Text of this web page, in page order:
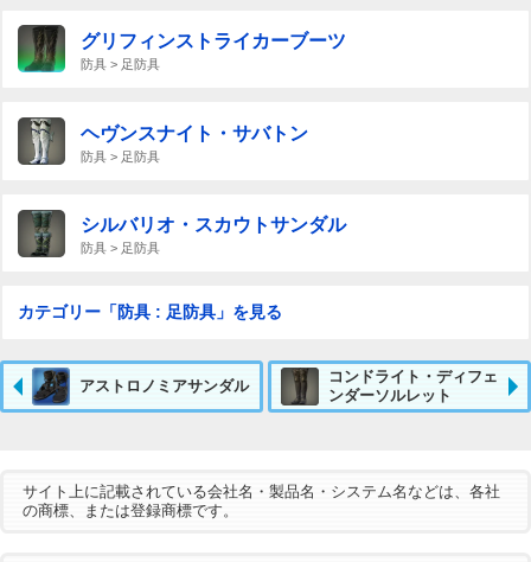
グリフィンストライカーブーツ
防具 > 足防具
ヘヴンスナイト・サバトン
防具 > 足防具
シルバリオ・スカウトサンダル
防具 > 足防具
カテゴリー「防具 : 足防具」を見る
アストロノミアサンダル
コンドライト・ディフェ
ンダーソルレット
サイト上に記載されている会社名・製品名・システム名などは、各社
の商標、または登録商標です。